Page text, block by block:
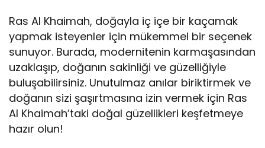
Ras Al Khaimah, doğayla iç içe bir kaçamak
yapmak isteyenler için mükemmel bir seçenek
sunuyor. Burada, modernitenin karmaşasından
uzaklaşıp, doğanın sakinliği ve güzelliğiyle
buluşabilirsiniz. Unutulmaz anılar biriktirmek ve
doğanın sizi şaşırtmasına izin vermek için Ras
Al Khaimah’taki doğal güzellikleri keşfetmeye
hazır olun!